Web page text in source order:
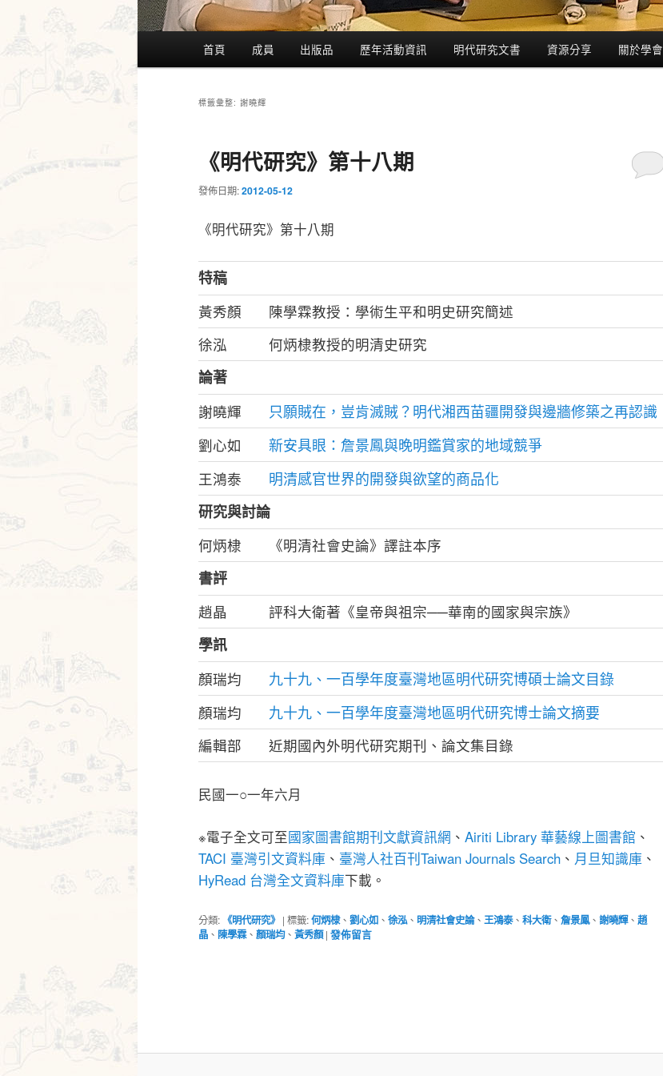
首頁 成員 出版品 歷年活動資訊 明代研究文書 資源分享 關於學會
標籤彙整: 謝曉輝
《明代研究》第十八期
發佈日期:2012-05-12
《明代研究》第十八期
特稿
黃秀顏
陳學霖教授：學術生平和明史研究簡述
徐泓
何炳棣教授的明清史研究
論著
謝曉輝 只願賊在，豈肯滅賊？明代湘西苗疆開發與邊牆修築之再認識
劉心如 新安具眼：詹景鳳與晚明鑑賞家的地域競爭
王鴻泰
明清感官世界的開發與欲望的商品化
研究與討論
何炳棣 《明清社會史論》譯註本序
書評
趙晶 評科大衛著《皇帝與祖宗──華南的國家與宗族》
學訊
顏瑞均 九十九、一百學年度臺灣地區明代研究博碩士論文目錄
顏瑞均 九十九、一百學年度臺灣地區明代研究博士論文摘要
編輯部 近期國內外明代研究期刊、論文集目錄
民國一○一年六月
※電子全文可至國家圖書館期刊文獻資訊網 、 Airiti Library 華藝線上圖書館 、
TACI 臺灣引文資料庫 、 臺灣人社百刊Taiwan Journals Search 、 月旦知識庫 、
HyRead 台灣全文資料庫下載。
分類: 《明代研究》 | 標籤:何炳棣、 劉心如 、 徐泓、 明清社會史論、 王鴻泰、 科大衛、 詹景鳳、 謝曉輝、 趙
晶 、 陳學霖、 顏瑞均、 黃秀顏 | 發佈留言